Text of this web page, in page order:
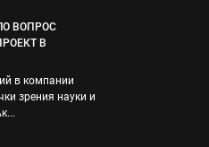
ВОПРОС
В
в компании
зрения науки и